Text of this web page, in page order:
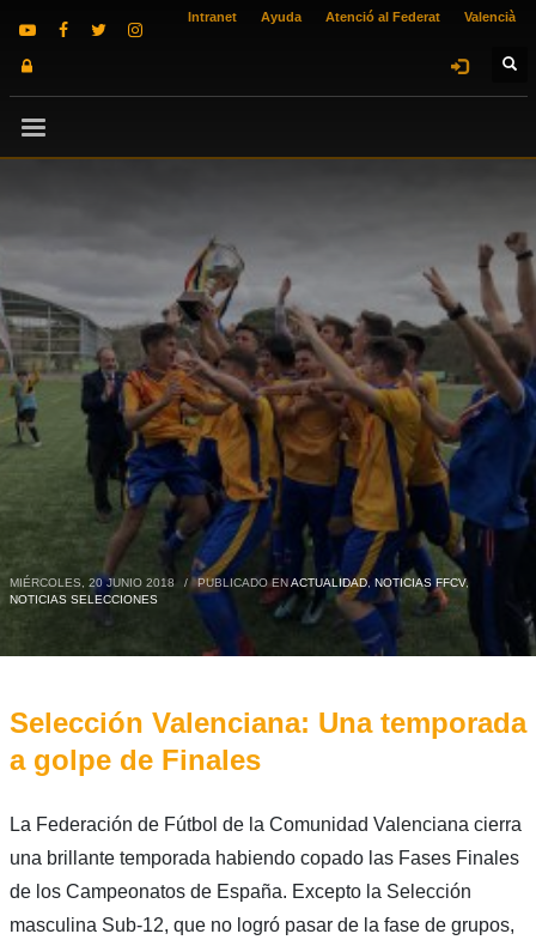
Intranet Ayuda Atenció al Federat Valencià
MIÉRCOLES, 20 JUNIO 2018 / PUBLICADO ENACTUALIDAD, NOTICIAS FFCV,
NOTICIAS SELECCIONES
Selección Valenciana: Una temporada
a golpe de Finales
La Federación de Fútbol de la Comunidad Valenciana cierra
una brillante temporada habiendo copado las Fases Finales
de los Campeonatos de España. Excepto la Selección
masculina Sub-12, que no logró pasar de la fase de grupos,